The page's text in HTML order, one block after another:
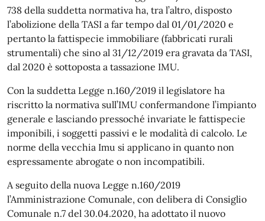
738 della suddetta normativa ha, tra l’altro, disposto
l’abolizione della TASI a far tempo dal 01/01/2020 e
pertanto la fattispecie immobiliare (fabbricati rurali
strumentali) che sino al 31/12/2019 era gravata da TASI,
dal 2020 è sottoposta a tassazione IMU.
Con la suddetta Legge n.160/2019 il legislatore ha
riscritto la normativa sull’IMU confermandone l’impianto
generale e lasciando pressoché invariate le fattispecie
imponibili, i soggetti passivi e le modalità di calcolo. Le
norme della vecchia Imu si applicano in quanto non
espressamente abrogate o non incompatibili.
A seguito della nuova Legge n.160/2019
l’Amministrazione Comunale, con delibera di Consiglio
Comunale n.7 del 30.04.2020, ha adottato il nuovo